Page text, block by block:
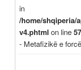
in
/home/shqiperia/
v4.phtml on line57
- Metafizikë e